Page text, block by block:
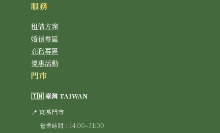
服務
租借方案
婚禮專區
商務專區
優惠活動
門市
🇹🇼 臺灣 TAIWAN
📍 東區門市
營業時間：14:00–21:00